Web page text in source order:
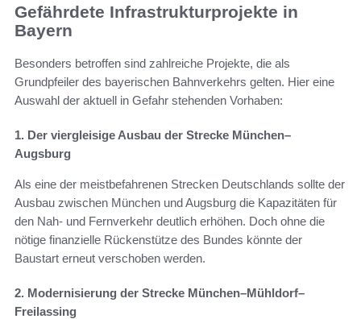
Gefährdete Infrastrukturprojekte in
Bayern
Besonders betroffen sind zahlreiche Projekte, die als
Grundpfeiler des bayerischen Bahnverkehrs gelten. Hier eine
Auswahl der aktuell in Gefahr stehenden Vorhaben:
1. Der viergleisige Ausbau der Strecke München–
Augsburg
Als eine der meistbefahrenen Strecken Deutschlands sollte der
Ausbau zwischen München und Augsburg die Kapazitäten für
den Nah- und Fernverkehr deutlich erhöhen. Doch ohne die
nötige finanzielle Rückenstütze des Bundes könnte der
Baustart erneut verschoben werden.
2. Modernisierung der Strecke München–Mühldorf–
Freilassing